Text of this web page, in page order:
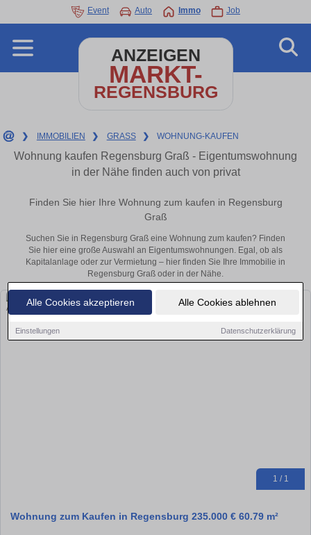
Alle Cookies akzeptieren Alle Cookies ablehnen
Einstellungen Datenschutzerklärung
Event Auto Immo Job
ANZEIGEN
MARKT-
REGENSBURG
❯ IMMOBILIEN ❯ GRASS ❯ WOHNUNG-KAUFEN
Wohnung kaufen Regensburg Graß - Eigentumswohnung
in der Nähe finden auch von privat
Finden Sie hier Ihre Wohnung zum kaufen in Regensburg
Graß
Suchen Sie in Regensburg Graß eine Wohnung zum kaufen? Finden
Sie hier eine große Auswahl an Eigentumswohnungen. Egal, ob als
Kapitalanlage oder zur Vermietung – hier finden Sie Ihre Immobilie in
Regensburg Graß oder in der Nähe.
1 / 1
Wohnung zum Kaufen in Regensburg 235.000 € 60.79 m²